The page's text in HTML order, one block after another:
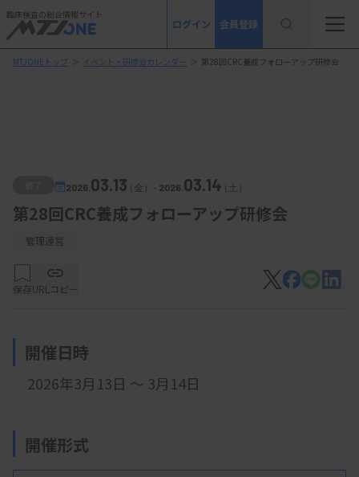
臨床検査の総合情報サイト
ログイン 会員登録
MTJONEトップ ＞ イベント・研修会カレンダー ＞ 第28回CRC養成フォローアップ研修会
2026. 03.13（金） - 2026. 03.14（土）
第28回CRC養成フォローアップ研修会
管理運営
保存URLコピー
開催日時
2026年3月13日 ～ 3月14日
開催形式